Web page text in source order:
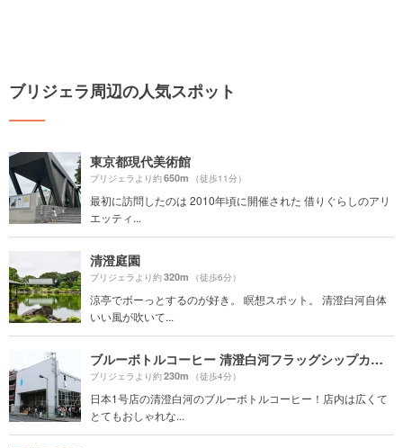
ブリジェラ周辺の人気スポット
東京都現代美術館
ブリジェラより約650m （徒歩11分）
最初に訪問したのは 2010年頃に開催された 借りぐらしのアリ
エッティ...
清澄庭園
ブリジェラより約320m （徒歩6分）
涼亭でボーっとするのが好き。 瞑想スポット。 清澄白河自体
いい風が吹いて...
ブルーボトルコーヒー 清澄白河フラッグシップカフェ （旧：清澄白河ロースタリー&カフェ）
ブリジェラより約230m （徒歩4分）
日本1号店の清澄白河のブルーボトルコーヒー！店内は広くて
とてもおしゃれな...